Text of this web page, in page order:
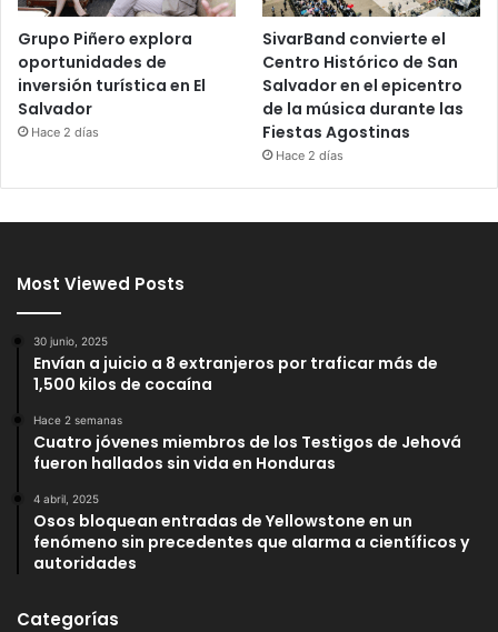
Grupo Piñero explora
oportunidades de
inversión turística en El
Salvador
Hace 2 días
SivarBand convierte el
Centro Histórico de San
Salvador en el epicentro
de la música durante las
Fiestas Agostinas
Hace 2 días
Most Viewed Posts
30 junio, 2025
Envían a juicio a 8 extranjeros por traficar más de
1,500 kilos de cocaína
Hace 2 semanas
Cuatro jóvenes miembros de los Testigos de Jehová
fueron hallados sin vida en Honduras
4 abril, 2025
Osos bloquean entradas de Yellowstone en un
fenómeno sin precedentes que alarma a científicos y
autoridades
Categorías